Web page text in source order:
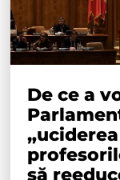
De ce a
să